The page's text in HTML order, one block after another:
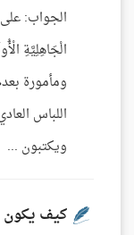
الجواب:
ومأمورة
اللباس
ويكتبون ...
كيف يكون